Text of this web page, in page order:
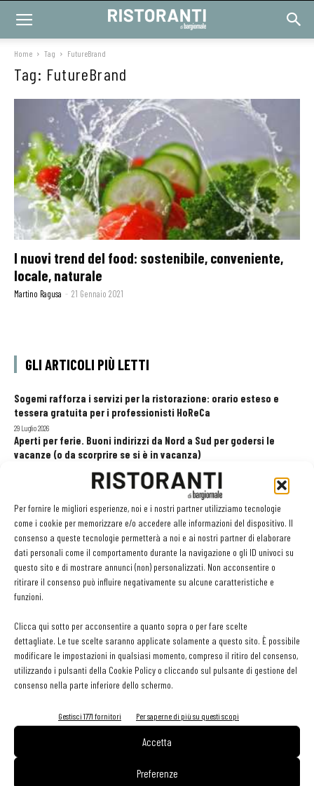
Per fornire le migliori esperienze, noi e i nostri partner utilizziamo tecnologie
come i cookie per memorizzare e/o accedere alle informazioni del dispositivo. Il
consenso a queste tecnologie permetterà a noi e ai nostri partner di elaborare
dati personali come il comportamento durante la navigazione o gli ID univoci su
questo sito e di mostrare annunci (non) personalizzati. Non acconsentire o
ritirare il consenso può influire negativamente su alcune caratteristiche e
funzioni.
Clicca qui sotto per acconsentire a quanto sopra o per fare scelte
dettagliate. Le tue scelte saranno applicate solamente a questo sito. È possibile
modificare le impostazioni in qualsiasi momento, compreso il ritiro del consenso,
utilizzando i pulsanti della Cookie Policy o cliccando sul pulsante di gestione del
consenso nella parte inferiore dello schermo.
Gestisci 1771 fornitori Per saperne di più su questi scopi
Accetta
Preferenze
Home Tag FutureBrand
Tag: FutureBrand
I nuovi trend del food: sostenibile, conveniente,
locale, naturale
Martino Ragusa - 21 Gennaio 2021
GLI ARTICOLI PIÙ LETTI
Sogemi rafforza i servizi per la ristorazione: orario esteso e
tessera gratuita per i professionisti HoReCa
29 Luglio 2026
Aperti per ferie. Buoni indirizzi da Nord a Sud per godersi le
vacanze (o da scorprire se si è in vacanza)
Recensioni online, Fipe e le associazioni del turismo chiedono
modifiche alle Linee Guida dell’Antitrust
20 Luglio 2026
EDICOLA WEB